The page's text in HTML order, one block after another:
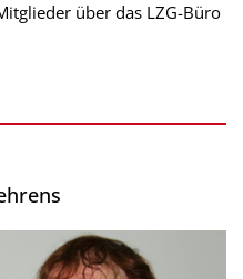
über das LZG-Büro